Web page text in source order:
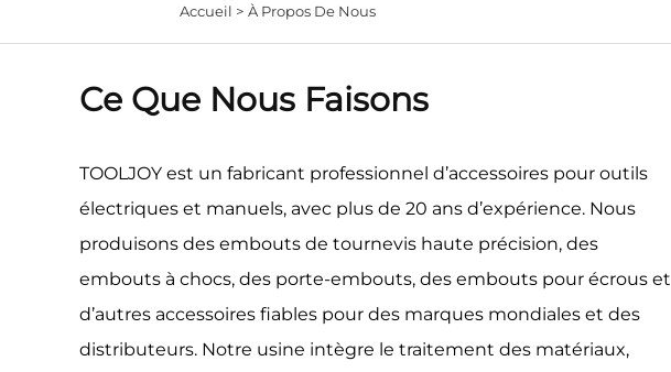
Accueil > À Propos De Nous
Ce Que Nous Faisons
TOOLJOY est un fabricant professionnel d’accessoires pour outils
électriques et manuels, avec plus de 20 ans d’expérience. Nous
produisons des embouts de tournevis haute précision, des
embouts à chocs, des porte-embouts, des embouts pour écrous et
d’autres accessoires fiables pour des marques mondiales et des
distributeurs. Notre usine intègre le traitement des matériaux,